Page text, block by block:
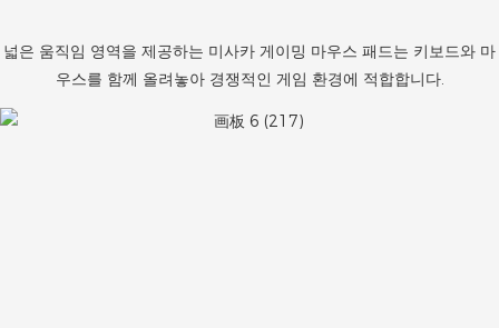
넓은 움직임 영역을 제공하는 미사카 게이밍 마우스 패드는 키보드와 마
우스를 함께 올려놓아 경쟁적인 게임 환경에 적합합니다.